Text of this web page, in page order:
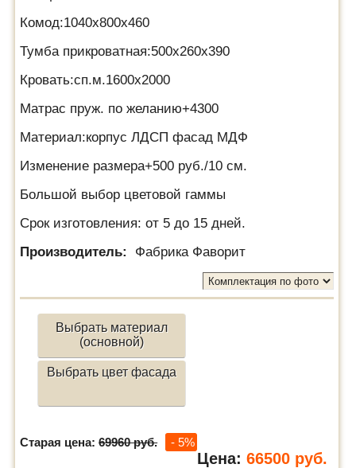
Комод:1040х800х460
Тумба прикроватная:500х260х390
Кровать:сп.м.1600х2000
Матрас пруж. по желанию+4300
Материал:корпус ЛДСП фасад МДФ
Изменение размера+500 руб./10 см.
Большой выбор цветовой гаммы
Срок изготовления: от 5 до 15 дней.
Производитель:
Фабрика Фаворит
Выбрать материал
(основной)
Выбрать цвет фасада
Старая цена:69960 руб. - 5%
Цена: 66500 руб.